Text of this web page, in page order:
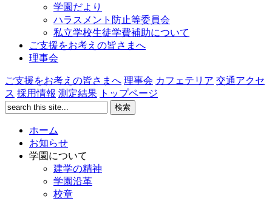
学園だより
ハラスメント防止等委員会
私立学校生徒学費補助について
ご支援をお考えの皆さまへ
理事会
ご支援をお考えの皆さまへ 理事会 カフェテリア 交通アクセ
ス 採用情報 測定結果 トップページ
ホーム
お知らせ
学園について
建学の精神
学園沿革
校章